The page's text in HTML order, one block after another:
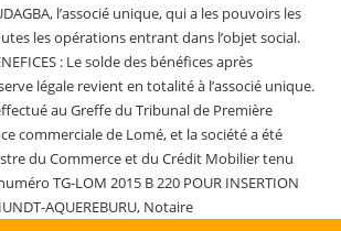
l’associé unique, qui a les pouvoirs les
les opérations entrant dans l’objet social.
: Le solde des bénéfices après
légale revient en totalité à l’associé unique.
au Greffe du Tribunal de Première
commerciale de Lomé, et la société a été
du Commerce et du Crédit Mobilier tenu
TG-LOM 2015 B 220 POUR INSERTION
AQUEREBURU, Notaire